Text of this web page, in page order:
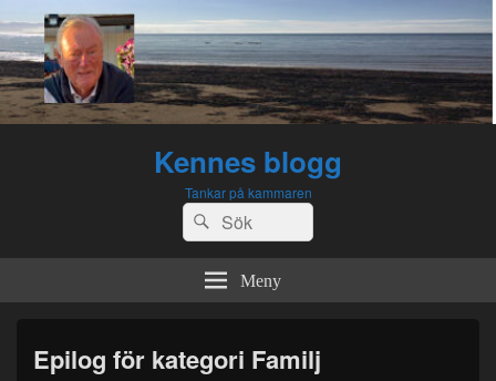
Kennes blogg
Tankar på kammaren
Sök
efter:
Sök
Meny
Epilog för kategori Familj